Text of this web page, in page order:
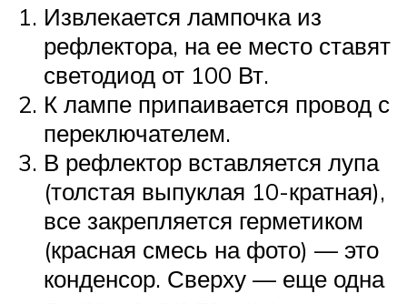
Извлекается лампочка из
рефлектора, на ее место ставят
светодиод от 100 Вт.
К лампе припаивается провод с
переключателем.
В рефлектор вставляется лупа
(толстая выпуклая 10-кратная),
все закрепляется герметиком
(красная смесь на фото) — это
конденсор. Сверху — еще одна